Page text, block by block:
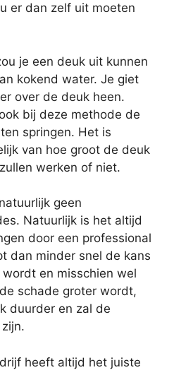
er dan zelf uit moeten
je een deuk uit kunnen
kokend water. Je giet
over de deuk heen.
bij deze methode de
springen. Het is
van hoe groot de deuk
werken of niet.
geen
Natuurlijk is het altijd
door een professional
dan minder snel de kans
en misschien wel
schade groter wordt,
duurder en zal de
heeft altijd het juiste